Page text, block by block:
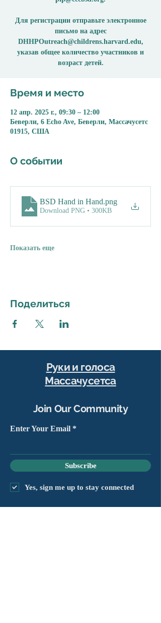
Для регистрации отправьте электронное
письмо на адрес
DHHPOutreach@childrens.harvard.edu,
указав общее количество участников и
возраст детей.
Время и место
12 апр. 2025 г., 09:30 – 12:00
Беверли, 6 Echo Ave, Беверли, Массачусетс
01915, США
О событии
BSD Hand in Hand.png
Download PNG • 300KB
Показать еще
Поделиться
Руки и голоса
Массачусетса
Join Our Community
Enter Your Email
Subscribe
Yes, sign me up to stay connected